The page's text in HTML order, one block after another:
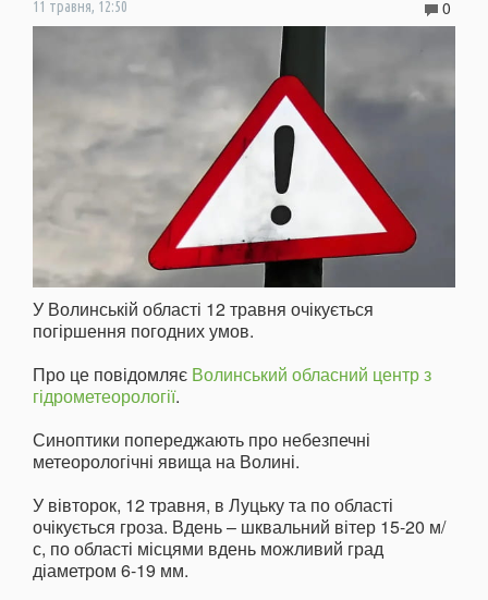
11 травня, 12:50 0
У Волинській області 12 травня очікується
погіршення погодних умов.
Про це повідомляє Волинський обласний центр з
гідрометеорології.
Синоптики попереджають про небезпечні
метеорологічні явища на Волині.
У вівторок, 12 травня, в Луцьку та по області
очікується гроза. Вдень – шквальний вітер 15-20 м/
с, по області місцями вдень можливий град
діаметром 6-19 мм.